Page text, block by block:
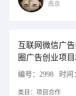
南京
互联网微信广
圈广告创业项
编号： 2998 时间
类目： 项目合作